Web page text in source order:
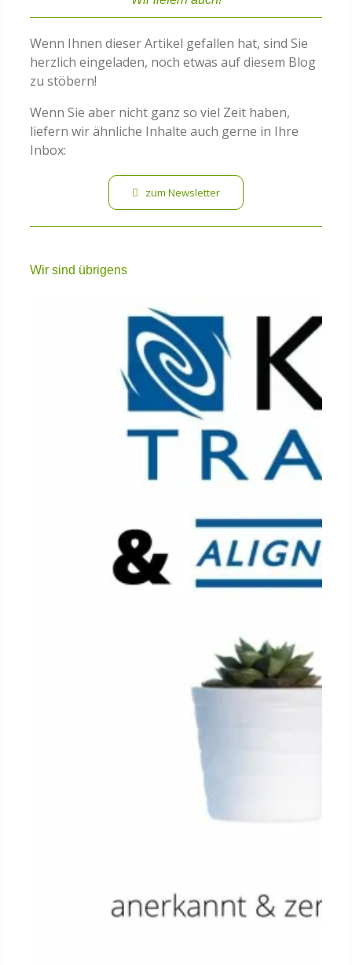
Wenn Ihnen dieser Artikel gefallen hat, sind Sie
herzlich eingeladen, noch etwas auf diesem Blog
zu stöbern!
Wenn Sie aber nicht ganz so viel Zeit haben,
liefern wir ähnliche Inhalte auch gerne in Ihre
Inbox:
zum Newsletter
Wir sind übrigens